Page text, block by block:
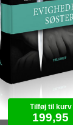
Tilføj til kurv
199,95